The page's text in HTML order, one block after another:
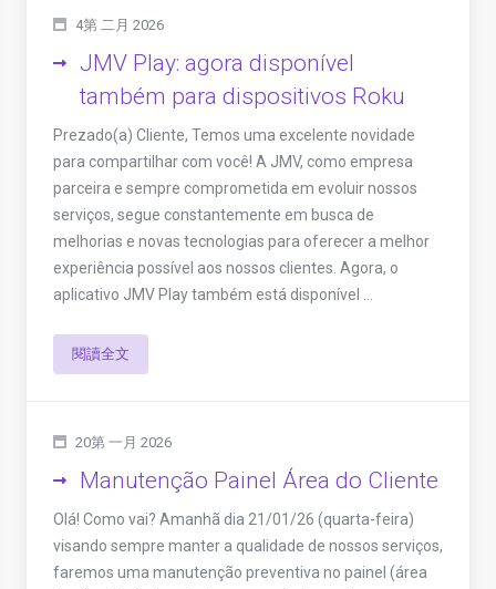
4第 二月 2026
JMV Play: agora disponível
também para dispositivos Roku
Prezado(a) Cliente, Temos uma excelente novidade
para compartilhar com você! A JMV, como empresa
parceira e sempre comprometida em evoluir nossos
serviços, segue constantemente em busca de
melhorias e novas tecnologias para oferecer a melhor
experiência possível aos nossos clientes. Agora, o
aplicativo JMV Play também está disponível ...
閱讀全文
20第 一月 2026
Manutenção Painel Área do Cliente
Olá! Como vai? Amanhã dia 21/01/26 (quarta-feira)
visando sempre manter a qualidade de nossos serviços,
faremos uma manutenção preventiva no painel (área